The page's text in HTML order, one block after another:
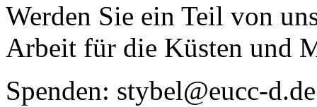
Werden Sie ein Teil von
Arbeit für die Küsten und
Spenden: stybel@eucc-d.de